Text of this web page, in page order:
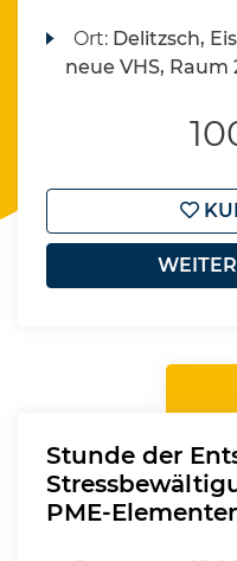
Ort: Delitzsch,
neue VHS, Raum
Stunde der
PME-